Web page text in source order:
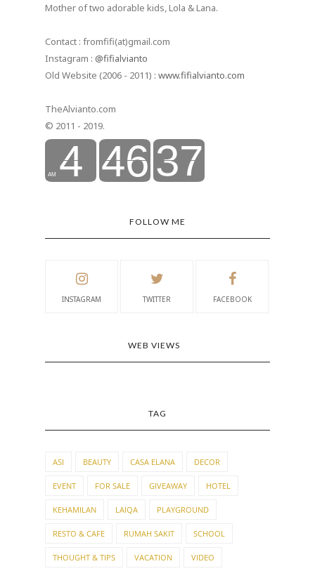
Mother of two adorable kids, Lola & Lana.
Contact : fromfifi(at)gmail.com
Instagram : @fifialvianto
Old Website (2006 - 2011) : www.fifialvianto.com
TheAlvianto.com
© 2011 - 2019.
FOLLOW ME
INSTAGRAM TWITTER FACEBOOK
WEB VIEWS
TAG
ASI BEAUTY CASA ELANA DECOR
EVENT FOR SALE GIVEAWAY HOTEL
KEHAMILAN LAIQA PLAYGROUND
RESTO & CAFE RUMAH SAKIT SCHOOL
THOUGHT & TIPS VACATION VIDEO